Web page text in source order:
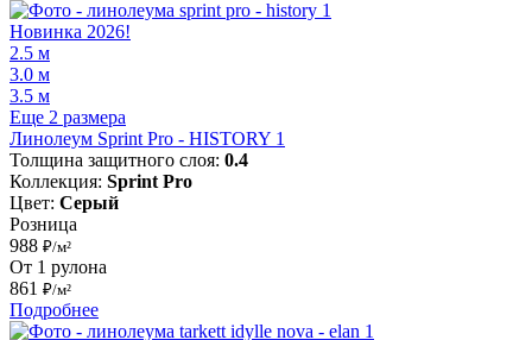
Новинка 2026!
2.5 м
3.0 м
3.5 м
Еще 2 размера
Линолеум Sprint Pro - HISTORY 1
Толщина защитного слоя: 0.4
Коллекция: Sprint Pro
Цвет: Серый
Розница
988 ₽/м²
От 1 рулона
861 ₽/м²
Подробнее